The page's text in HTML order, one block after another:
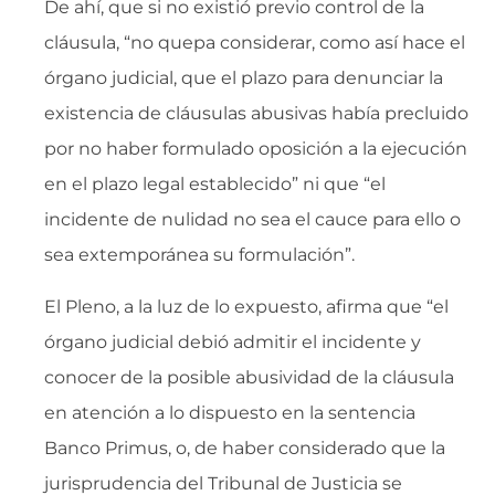
De ahí, que si no existió previo control de la
cláusula, “no quepa considerar, como así hace el
órgano judicial, que el plazo para denunciar la
existencia de cláusulas abusivas había precluido
por no haber formulado oposición a la ejecución
en el plazo legal establecido” ni que “el
incidente de nulidad no sea el cauce para ello o
sea extemporánea su formulación”.
El Pleno, a la luz de lo expuesto, afirma que “el
órgano judicial debió admitir el incidente y
conocer de la posible abusividad de la cláusula
en atención a lo dispuesto en la sentencia
Banco Primus, o, de haber considerado que la
jurisprudencia del Tribunal de Justicia se